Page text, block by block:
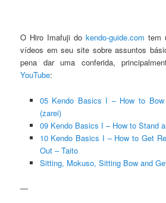
O Hiro Imafuji dokendo-guide.com tem
vídeos em seu site sobre assuntos
pena dar uma conferida,
YouTube:
05 Kendo Basics I – How to
(zarei)
09 Kendo Basics I – How to Stand
10 Kendo Basics I – How to Get
Out – Taito
Sitting, Mokuso, Sitting Bow and
—